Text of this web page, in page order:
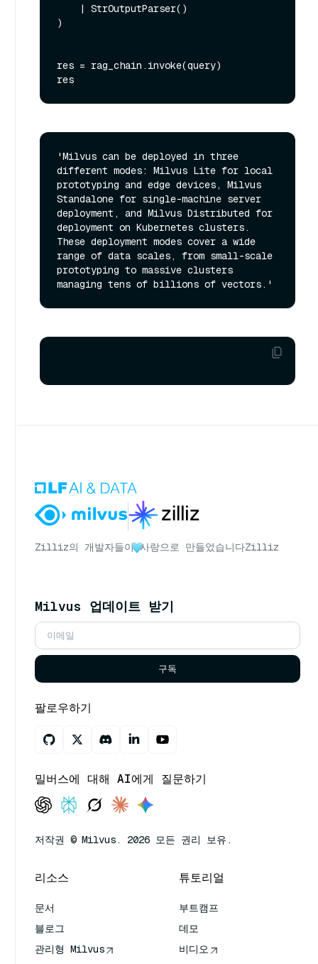
)
res = rag_chain.invoke(query)
'Milvus can be deployed in three
different modes: Milvus Lite for local
prototyping and edge devices, Milvus
Standalone for single-machine server
deployment, and Milvus Distributed for
deployment on Kubernetes clusters.
These deployment modes cover a wide
range of data scales, from small-scale
prototyping to massive clusters
Zilliz의 개발자들이 사랑으로 만들었습니다Zilliz
Milvus 업데이트 받기
구독
팔로우하기
밀버스에 대해 AI에게 질문하기
저작권 © Milvus. 2026 모든 권리 보유.
리소스
문서
블로그
관리형 Milvus
튜토리얼
부트캠프
데모
비디오